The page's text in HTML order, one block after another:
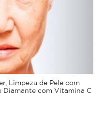
Limpeza de Pele com
Diamante com Vitamina C